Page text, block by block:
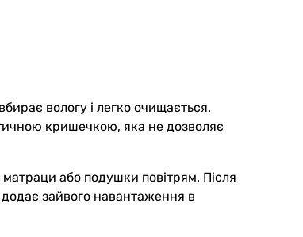
вологу і легко очищається.
кришечкою, яка не дозволяє
або подушки повітрям. Після
зайвого навантаження в